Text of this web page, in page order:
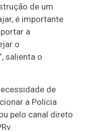
de um
é importante
a
o
salienta o
de
a Polícia
pelo canal direto